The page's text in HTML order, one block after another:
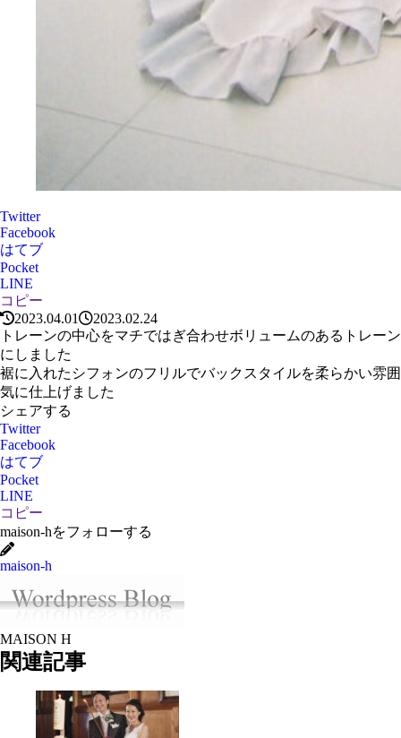
Twitter
Facebook
はてブ
Pocket
LINE
コピー
2023.04.01
2023.02.24
トレーンの中心をマチではぎ合わせボリュームのあるトレーン
にしました
裾に入れたシフォンのフリルでバックスタイルを柔らかい雰囲
気に仕上げました
シェアする
Twitter
Facebook
はてブ
Pocket
LINE
コピー
maison-hをフォローする
maison-h
MAISON H
関連記事